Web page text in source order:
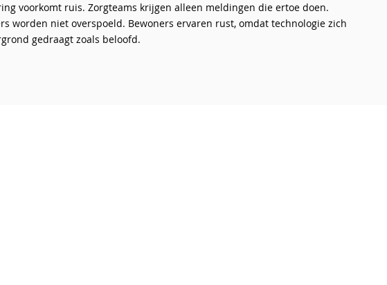
voorkomt ruis. Zorgteams krijgen alleen meldingen die ertoe doen.
worden niet overspoeld. Bewoners ervaren rust, omdat technologie zich
gedraagt zoals beloofd.